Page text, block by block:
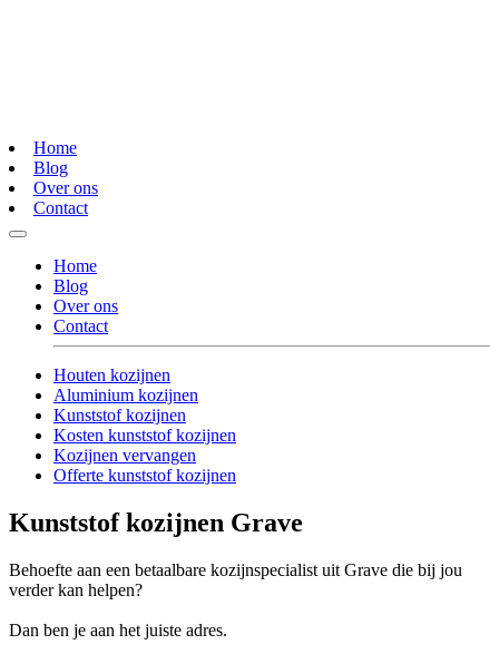
Home
Blog
Over ons
Contact
Home
Blog
Over ons
Contact
Houten kozijnen
Aluminium kozijnen
Kunststof kozijnen
Kosten kunststof kozijnen
Kozijnen vervangen
Offerte kunststof kozijnen
Kunststof kozijnen Grave
Behoefte aan een betaalbare kozijnspecialist uit Grave die bij jou
verder kan helpen?
Dan ben je aan het juiste adres.